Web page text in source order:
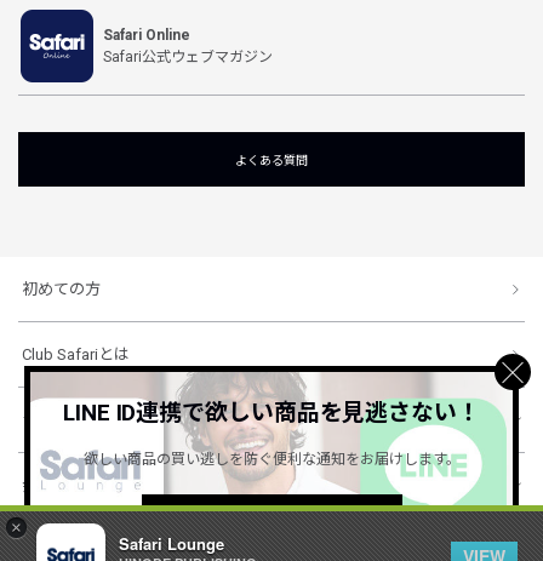
×
Safari Lounge
VIEW
Safari Online
Safari公式ウェブマガジン
よくある質問
初めての方
Club Safariとは
ショッピングガイド
会社概要・規約
LINE ID連携で欲しい商品を見逃さない！
欲しい商品の買い逃しを防ぐ便利な通知をお届けします。
詳しくはこちら ＞